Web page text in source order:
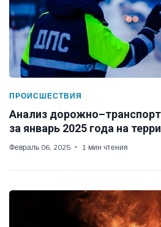
ПРОИСШЕСТВИЯ
Анализ
за январь 2025 года на
Февраль 06, 2025 1 мин чтения